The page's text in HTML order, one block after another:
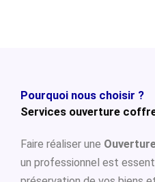
Pourquoi nous choisir ?
Services ouverture
Faire réaliser une
un professionnel est